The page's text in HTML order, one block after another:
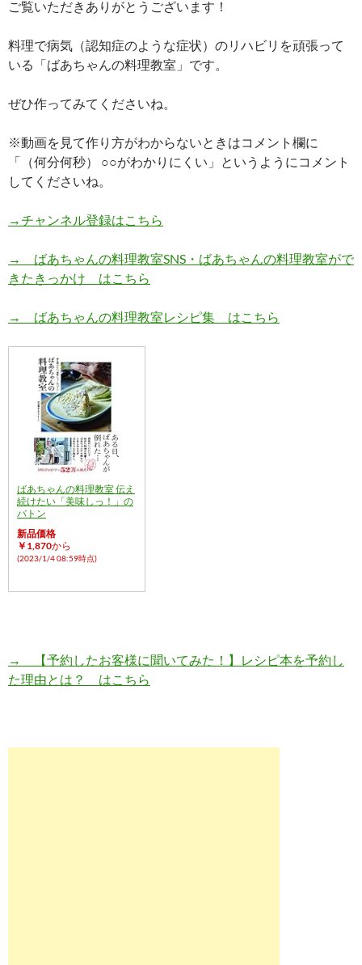
ご覧いただきありがとうございます！
料理で病気（認知症のような症状）のリハビリを頑張って
いる「ばあちゃんの料理教室」です。
ぜひ作ってみてくださいね。
※動画を見て作り方がわからないときはコメント欄に
「（何分何秒） ○○がわかりにくい」というようにコメント
してくださいね。
→チャンネル登録はこちら
→ ばあちゃんの料理教室SNS・ばあちゃんの料理教室がで
きたきっかけ はこちら
→ ばあちゃんの料理教室レシピ集 はこちら
ばあちゃんの料理教室 伝え
続けたい「美味しっ！」の
バトン
新品価格
￥1,870から
(2023/1/4 08:59時点)
→ 【予約したお客様に聞いてみた！】レシピ本を予約し
た理由とは？ はこちら